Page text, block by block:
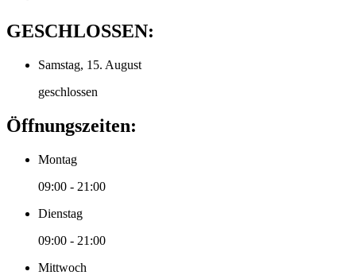
GESCHLOSSEN:
Samstag, 15. August
geschlossen
Öffnungszeiten:
Montag
09:00 - 21:00
Dienstag
09:00 - 21:00
Mittwoch